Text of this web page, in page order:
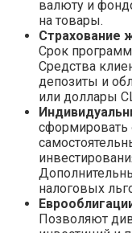
валюту и
на товары.
Страхование
Срок
Средства
депозиты и
или доллары
сформировать
налоговых
Позволяют